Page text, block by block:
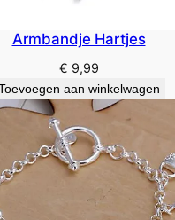
Armbandje Hartjes
€ 9,99
aan winkelwagen